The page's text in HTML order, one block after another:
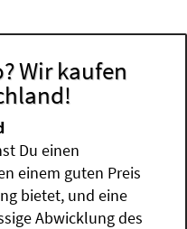
Wir kaufen
Du einen
einem guten Preis
bietet, und eine
Abwicklung des